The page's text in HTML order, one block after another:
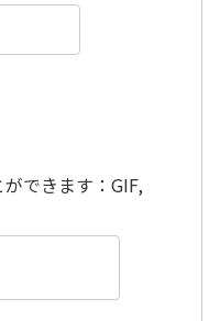
できます：GIF,